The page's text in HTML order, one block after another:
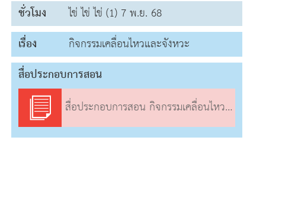
ชั่วโมง
ไข่ ไข่ ไข่ (1) 7 พ.ย. 68
เรื่อง
กิจกรรมเคลื่อนไหวและจังหวะ
สื่อประกอบการสอน
สื่อประกอบการสอน กิจกรรมเคลื่อนไหวและจังหวะ